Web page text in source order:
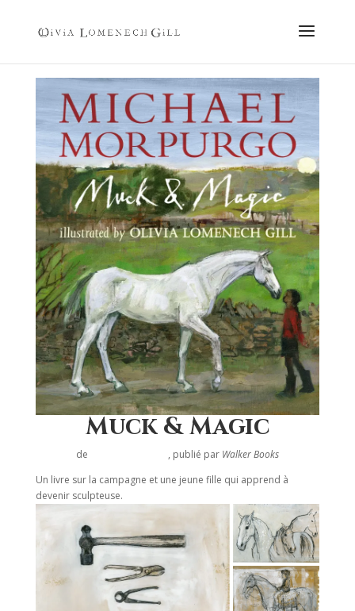
Muck & Magic
de , publié par Walker Books
Un livre sur la campagne et une jeune fille qui apprend à
devenir sculpteuse.